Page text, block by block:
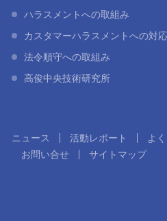
ハラスメントへの取組み
カスタマーハラスメントへの対
法令順守への取組み
高俊中央技術研究所
ニュース 活動レポート よ
お問い合せ
サイトマップ